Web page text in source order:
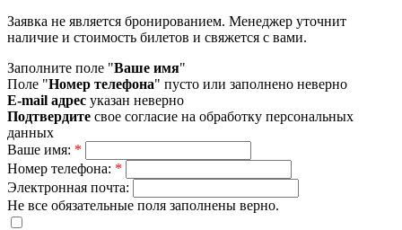
Заявка не является бронированием. Менеджер уточнит
наличие и стоимость билетов и свяжется с вами.
Заполните поле "Ваше имя"
Поле "Номер телефона" пусто или заполнено неверно
E-mail адрес указан неверно
Подтвердите свое согласие на обработку персональных
данных
Ваше имя: *
Номер телефона: *
Электронная почта:
Не все обязательные поля заполнены верно.